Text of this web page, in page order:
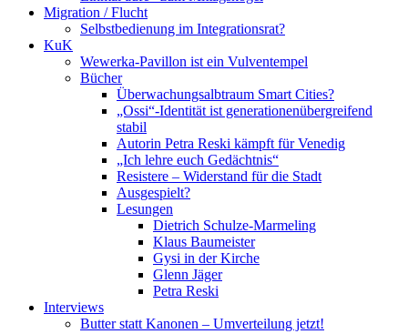
Migration / Flucht
Selbstbedienung im Integrationsrat?
KuK
Wewerka-Pavillon ist ein Vulventempel
Bücher
Überwachungsalbtraum Smart Cities?
„Ossi“-Identität ist generationenübergreifend
stabil
Autorin Petra Reski kämpft für Venedig
„Ich lehre euch Gedächtnis“
Resistere – Widerstand für die Stadt
Ausgespielt?
Lesungen
Dietrich Schulze-Marmeling
Klaus Baumeister
Gysi in der Kirche
Glenn Jäger
Petra Reski
Interviews
Butter statt Kanonen – Umverteilung jetzt!